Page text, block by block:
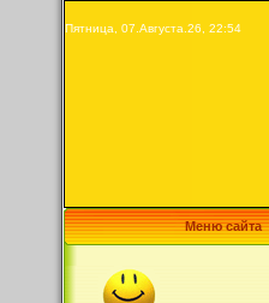
Пятница, 07.Августа.26, 22:54
Меню сайта